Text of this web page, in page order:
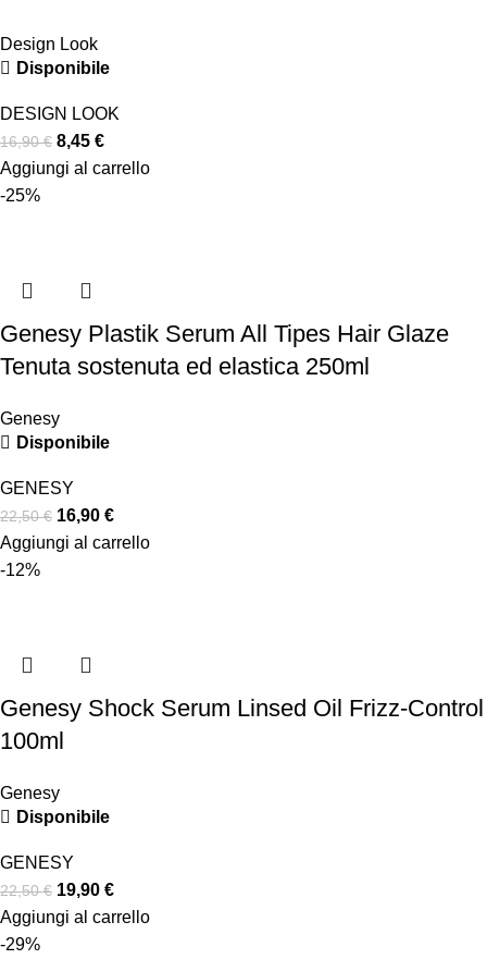
Design Look
Disponibile
DESIGN LOOK
16,90€ 8,45 €
Aggiungi al carrello
-25%
Genesy Plastik Serum All Tipes Hair Glaze
Tenuta sostenuta ed elastica 250ml
Genesy
Disponibile
GENESY
22,50€ 16,90 €
Aggiungi al carrello
-12%
Genesy Shock Serum Linsed Oil Frizz-Control
100ml
Genesy
Disponibile
GENESY
22,50€ 19,90 €
Aggiungi al carrello
-29%